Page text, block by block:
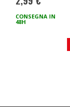
CONSEGNA IN
48H